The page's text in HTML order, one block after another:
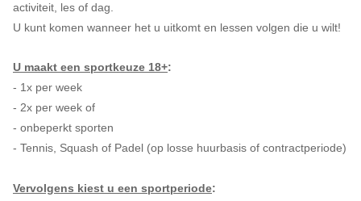
activiteit, les of dag.
U kunt komen wanneer het u uitkomt en lessen volgen die u wilt!
U maakt een sportkeuze 18+:
- 1x per week
- 2x per week of
- onbeperkt sporten
- Tennis, Squash of Padel (op losse huurbasis of contractperiode)
Vervolgens kiest u een sportperiode: